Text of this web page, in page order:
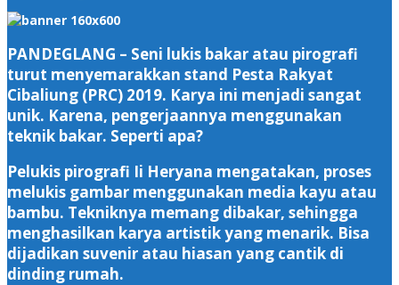
PANDEGLANG – Seni lukis bakar atau pirografi
turut menyemarakkan stand Pesta Rakyat
Cibaliung (PRC) 2019. Karya ini menjadi sangat
unik. Karena, pengerjaannya menggunakan
teknik bakar. Seperti apa?
Pelukis pirografi Ii Heryana mengatakan, proses
melukis gambar menggunakan media kayu atau
bambu. Tekniknya memang dibakar, sehingga
menghasilkan karya artistik yang menarik. Bisa
dijadikan suvenir atau hiasan yang cantik di
dinding rumah.